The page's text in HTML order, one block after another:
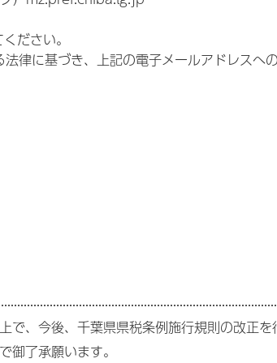
ださい。
律に基づき、上記の電子メールアドレスへ
、今後、千葉県県税条例施行規則の改正を
御了承願います。